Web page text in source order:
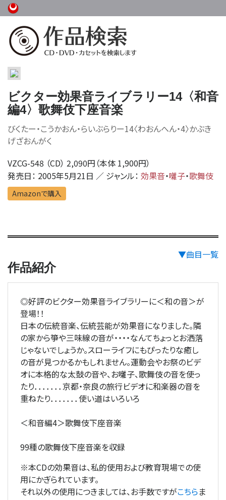
ビクター効果音ライブラリー14〈和音
編4〉歌舞伎下座音楽
びくたー・こうかおん・らいぶらりー14〈わおんへん・4〉かぶき
げざおんがく
VZCG-548 （CD） 2,090円（本体 1,900円）
発売日： 2005年5月21日 ／ ジャンル： 効果音・囃子・歌舞伎
Amazonで購入
▼曲目一覧
作品紹介
◎好評のビクター効果音ライブラリーに＜和の音＞が
登場！！
日本の伝統音楽、伝統芸能が効果音になりました。隣
の家から箏や三味線の音が・・・・なんてちょっとお洒落
じゃないでしょうか。スローライフにもぴったりな癒し
の音が見つかるかもしれません。運動会やお祭のビデ
オに本格的な太鼓の音や、お囃子、歌舞伎の音を使っ
たり．．．．．．．京都・奈良の旅行ビデオに和楽器の音を
重ねたり．．．．．．．使い道はいろいろ
＜和音編4＞歌舞伎下座音楽
99種の歌舞伎下座音楽を収録
※本CDの効果音は、私的使用および教育現場での使
用にかぎられています。
それ以外の使用につきましては、お手数ですがこちらま